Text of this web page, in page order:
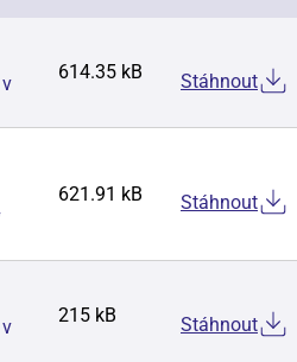
614.35 kB Stáhnout
621.91 kB Stáhnout
215 kB Stáhnout